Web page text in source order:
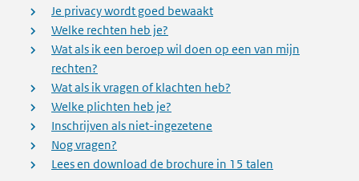
Je privacy wordt goed bewaakt
Welke rechten heb je?
Wat als ik een beroep wil doen op een van mijn
rechten?
Wat als ik vragen of klachten heb?
Welke plichten heb je?
Inschrijven als niet-ingezetene
Nog vragen?
Lees en download de brochure in 15 talen